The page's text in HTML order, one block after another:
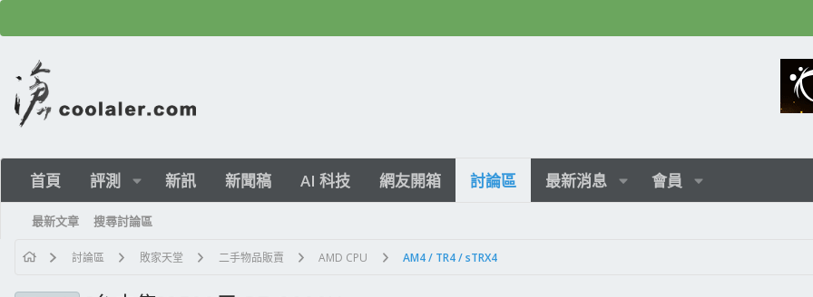
首頁 評測 新訊 新聞稿 AI 科技 網友開箱 討論區 最新消息 會員
最新文章 搜尋討論區
討論區 敗家天堂 二手物品販賣 AMD CPU AM4 / TR4 / sTRX4